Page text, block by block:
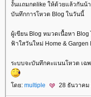
งั้นแถมกดlike ให้ด้วยแล้วกันน้า
บันทึกการโหวต Blog ในวันนี้
ผู้เขียน Blog หมวดเนื้อหา Blog
ฟ้าใสวันใหม่ Home & Gargen
ระบบจะบันทึกคะแนนโหวต เฉ
ดย: multiple 28 ธันวาคม